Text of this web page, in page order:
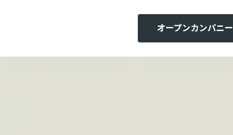
オープンカンパニー